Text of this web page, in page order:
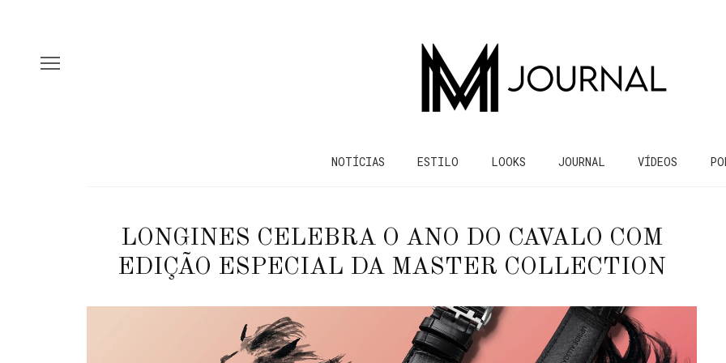
NOTÍCIAS ESTILO LOOKS JOURNAL VÍDEOS
LONGINES CELEBRA O ANO DO CAVALO COM
EDIÇÃO ESPECIAL DA MASTER COLLECTION